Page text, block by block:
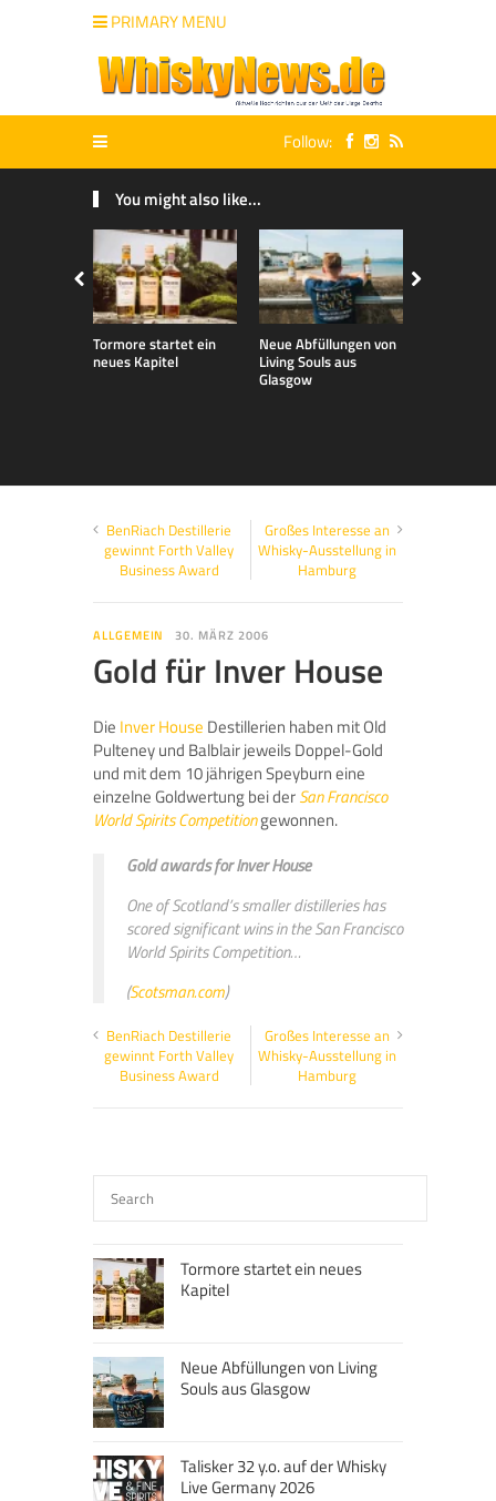
PRIMARY MENU
Follow:
You might also like...
Tormore startet ein
neues Kapitel
Neue Abfüllungen von
Living Souls aus
Glasgow
BenRiach Destillerie
gewinnt Forth Valley
Business Award
Großes Interesse an
Whisky-Ausstellung in
Hamburg
ALLGEMEIN 30. MÄRZ 2006
Gold für Inver House
Die Inver House Destillerien haben mit Old
Pulteney und Balblair jeweils Doppel-Gold
und mit dem 10 jährigen Speyburn eine
einzelne Goldwertung bei derSan Francisco
World Spirits Competitiongewonnen.
Gold awards for Inver House
One of Scotland’s smaller distilleries has
scored significant wins in the San Francisco
World Spirits Competition…
(Scotsman.com)
BenRiach Destillerie
gewinnt Forth Valley
Business Award
Großes Interesse an
Whisky-Ausstellung in
Hamburg
Tormore startet ein neues
Kapitel
Neue Abfüllungen von Living
Souls aus Glasgow
Talisker 32 y.o. auf der Whisky
Live Germany 2026